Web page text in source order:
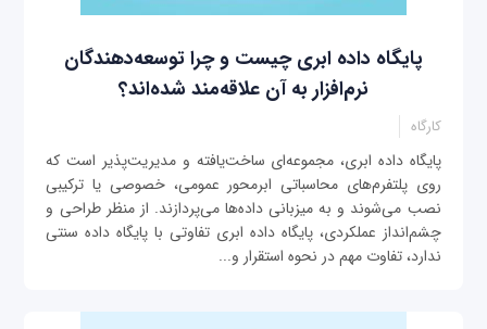
پایگاه داده ابری چیست و چرا توسعه‌دهندگان
نرم‌افزار به آن علاقه‌مند شده‌اند؟
کارگاه
پایگاه داده ابری، مجموعه‌ای ساخت‌یافته و مدیریت‌پذیر است که
روی پلتفرم‌های محاسباتی ابرمحور عمومی، خصوصی یا ترکیبی
نصب می‌شوند و به میزبانی داده‌ها می‌پردازند. از منظر طراحی و
چشم‌انداز عملکردی، پایگاه داده ابری تفاوتی با پایگاه داده‌ سنتی
ندارد، تفاوت مهم در نحوه استقرار و...